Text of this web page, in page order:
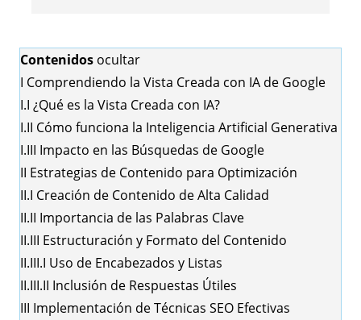
Contenidos ocultar
I Comprendiendo la Vista Creada con IA de Google
I.I ¿Qué es la Vista Creada con IA?
I.II Cómo funciona la Inteligencia Artificial Generativa
I.III Impacto en las Búsquedas de Google
II Estrategias de Contenido para Optimización
II.I Creación de Contenido de Alta Calidad
II.II Importancia de las Palabras Clave
II.III Estructuración y Formato del Contenido
II.III.I Uso de Encabezados y Listas
II.III.II Inclusión de Respuestas Útiles
III Implementación de Técnicas SEO Efectivas